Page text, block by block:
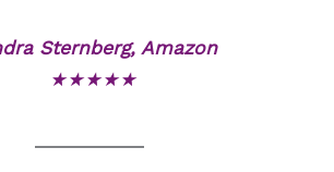
Sternberg, Amazon
★★★★★